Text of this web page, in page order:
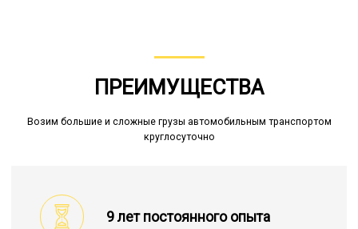
ПРЕИМУЩЕСТВА
Возим большие и сложные грузы автомобильным транспортом
круглосуточно
9 лет постоянного опыта